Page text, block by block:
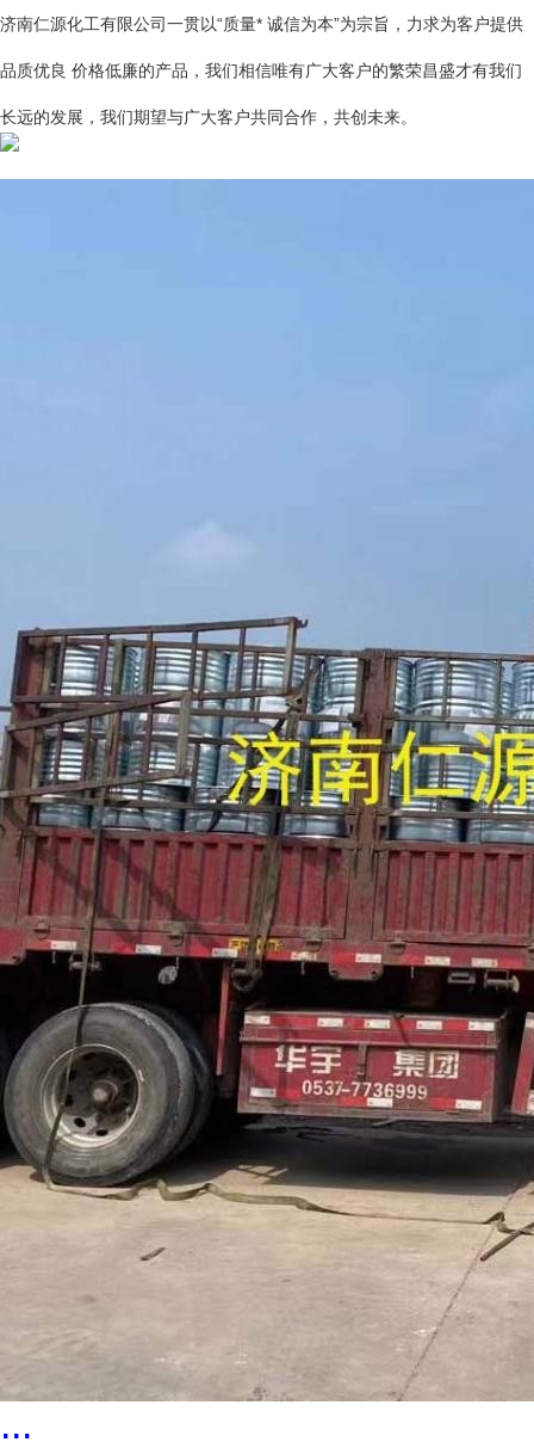
济南仁源化工有限公司一贯以“质量* 诚信为本”为宗旨，力求为客户提供
品质优良 价格低廉的产品，我们相信唯有广大客户的繁荣昌盛才有我们
长远的发展，我们期望与广大客户共同合作，共创未来。
...